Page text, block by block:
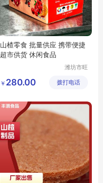
山楂零食 批量供应 携带便捷
超市供货 休闲食品
潍坊市旺
限公司
￥ 280.00 拨打电话